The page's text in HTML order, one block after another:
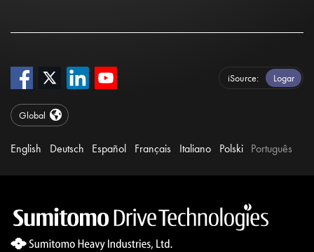
iSource Logar
Global
English Deutsch Español Français Italiano Polski Português